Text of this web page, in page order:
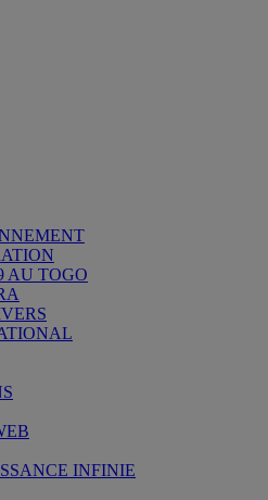
AU TOGO
INFINIE